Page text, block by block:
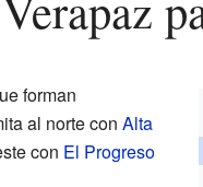
forman
al norte con Alta
con El Progreso